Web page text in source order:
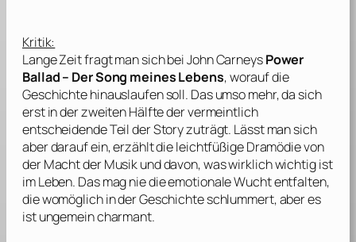
Kritik:
Lange Zeit fragt man sich beiJohn CarneysPower
Ballad – Der Song meines Lebens, worauf die
Geschichte hinauslaufen soll. Das umso mehr, da sich
erst in der zweiten Hälfte der vermeintlich
entscheidende Teil der Story zuträgt. Lässt man sich
aber darauf ein, erzählt die leichtfüßige Dramödie von
der Macht der Musik und davon, was wirklich wichtig ist
im Leben. Das mag nie die emotionale Wucht entfalten,
die womöglich in der Geschichte schlummert, aber es
ist ungemein charmant.